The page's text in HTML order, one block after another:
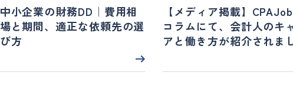
中小企業の財務DD｜費用相
場と期間、適正な依頼先の選
び方
【メディア掲載】
コラムにて、会計人のキ
アと働き方が紹介されま